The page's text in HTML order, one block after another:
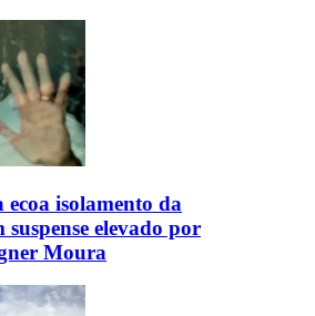
isolamento da
elevado por
Moura